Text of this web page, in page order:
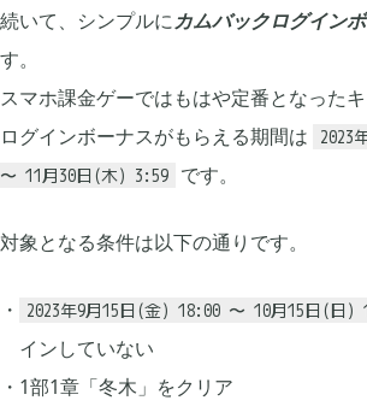
続いて、シンプルにカムバックログイン
す。
スマホ課金ゲーではもはや定番となったキ
ログインボーナスがもらえる期間は
2023
〜 11月30日(木) 3:59
です。
対象となる条件は以下の通りです。
2023年9月15日(金) 18:00 〜 10月15日(日)
インしていない
1部1章「冬木」をクリア
2025年09月
2025年08月
2025年05月